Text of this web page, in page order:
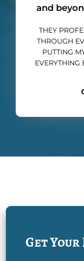
and
THEY
THROUGH
PUTTING
EVERYTHING
Get